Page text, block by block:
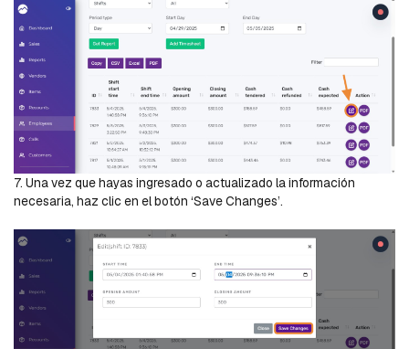
7. Una vez que hayas ingresado o actualizado la información
necesaria, haz clic en el botón ‘Save Changes’.